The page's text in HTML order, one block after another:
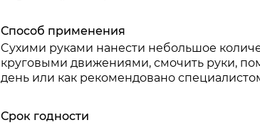
Способ применения
Cухими руками нанести небольшое
круговыми движениями, смочить руки,
день или как рекомендовано
Срок годности